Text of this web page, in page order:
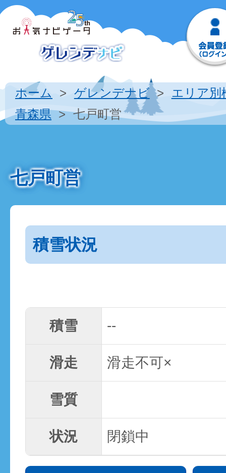
ホーム ゲレンデナビ
エリア別
青森県
七戸町営
七戸町営
積雪状況
積雪 --
滑走 滑走不可×
雪質
状況 閉鎖中